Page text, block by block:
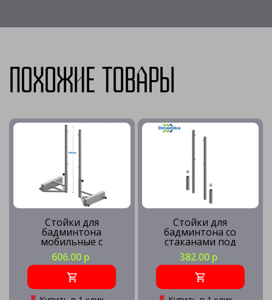
Похожие товары
Стойки для
бадминтона
мобильные с
пустотелым
противовесом
606.00 р
Стойки для
бадминтона со
стаканами под
бетонирование
382.00 р